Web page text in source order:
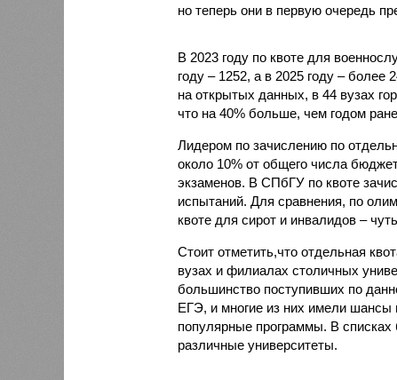
но теперь они в первую очередь
В 2023 году по квоте для
году – 1252, а в 2025 году – более
на открытых данных, в 44 вузах
что на 40% больше, чем годом
Лидером по зачислению по
около 10% от общего числа
экзаменов. В СПбГУ по квоте
испытаний. Для сравнения, по
квоте для сирот и инвалидов –
Стоит отметить,что отдельная
вузах и филиалах столичных
большинство поступивших по
ЕГЭ, и многие из них имели шансы
популярные программы. В
различные университеты.